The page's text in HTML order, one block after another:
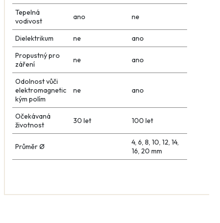
Tepelná
vodivost
ano ne
Dielektrikum ne
ano
Propustný pro
záření
ne ano
Odolnost vůči
elektromagnetic
kým polím
ne ano
Očekávaná
životnost
30 let 100 let
Průměr Ø
4, 6, 8, 10, 12, 14,
16, 20 mm